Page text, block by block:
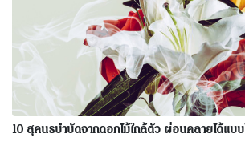
10 สุคนธบำบัดจากดอกไม้ใกล้ตัว ผ่อนคลายได้แบ